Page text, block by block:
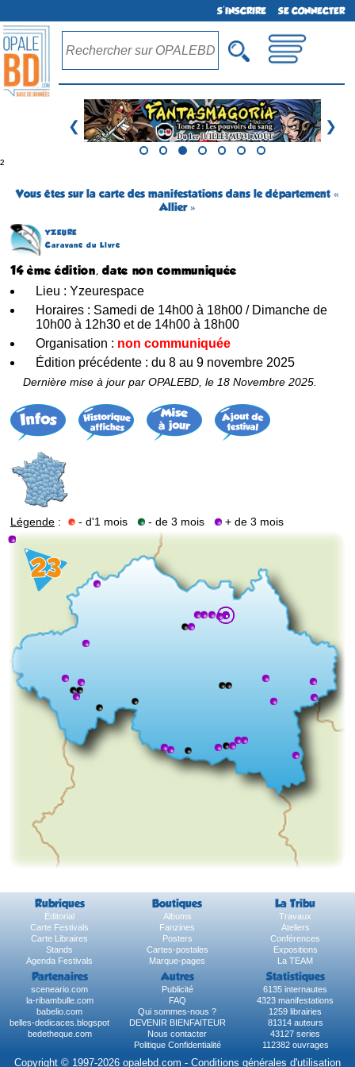
S'INSCRIRE SE CONNECTER
❮ ❯
²
Vous êtes sur la carte des manifestations dans le département «
Allier »
YZEURE
Caravane du Livre
14 ème édition, date non communiquée
Lieu : Yzeurespace
Horaires : Samedi de 14h00 à 18h00 / Dimanche de
10h00 à 12h30 et de 14h00 à 18h00
Organisation : non communiquée
Édition précédente : du 8 au 9 novembre 2025
Dernière mise à jour par OPALEBD, le 18 Novembre 2025.
Légende : - d'1 mois - de 3 mois + de 3 mois
Rubriques Boutiques La Tribu
Éditorial Albums
Travaux
Carte Festivals
Fanzines
Ateliers
Carte Libraires
Posters
Conférences
Stands
Cartes-postales
Expositions
Agenda Festivals
Marque-pages La TEAM
Partenaires Autres Statistiques
sceneario.com Publicité
6135 internautes
la-ribambulle.com
FAQ
4323 manifestations
babelio.com
Qui sommes-nous ?
1259 librairies
belles-dedicaces.blogspot
DEVENIR BIENFAITEUR
81314 auteurs
bedetheque.com
Nous contacter
43127 series
Politique Confidentialité
112382 ouvrages
Copyright © 1997-2026 opalebd.com - Conditions générales d'utilisation